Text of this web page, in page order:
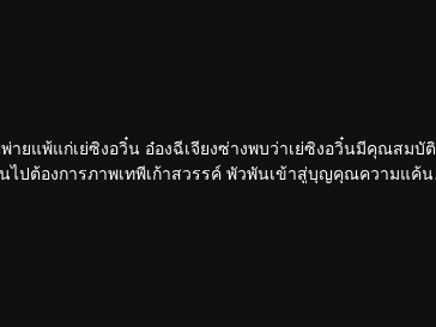
ยแพ้แก่เย่ซิงอวิ๋น อ๋องฉีเจียงซ่างพบว่าเย่ซิงอวิ๋นมีคุณสมบัติ
ไปต้องการภาพเทพีเก้าสวรรค์ พัวพันเข้าสู่บุญคุณความแค้น